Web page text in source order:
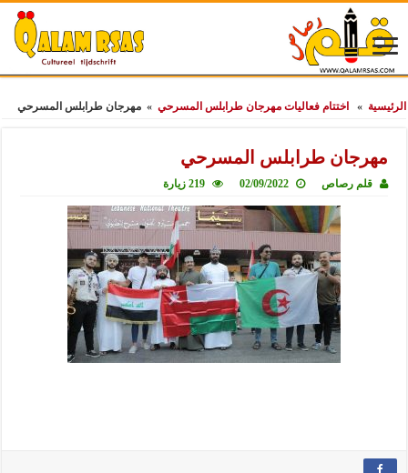
الرئيسية » اختتام فعاليات مهرجان طرابلس المسرحي » مهرجان طرابلس المسرحي
مهرجان طرابلس المسرحي
قلم رصاص 02/09/2022 219 زيارة